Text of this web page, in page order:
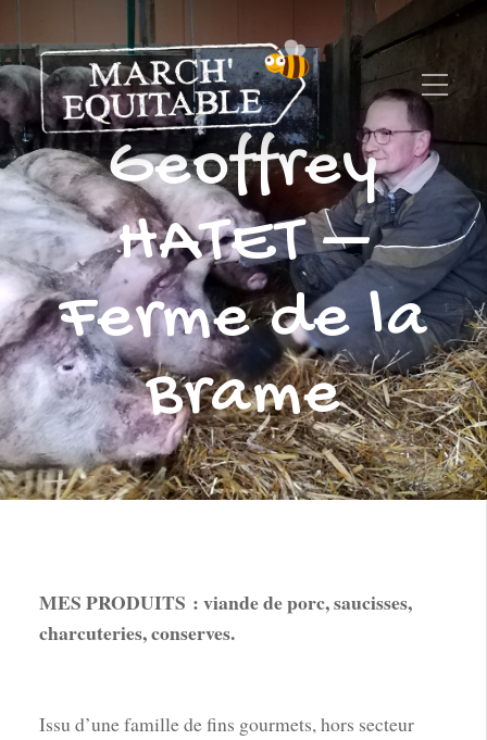
Geoffrey
HATET –
Ferme de la
Brame
MES PRODUITS : viande de porc,saucisses,
charcuteries, conserves.
Issu d’une famille de fins gourmets, hors secteur